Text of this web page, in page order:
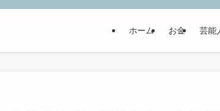
ホーム お金 芸能